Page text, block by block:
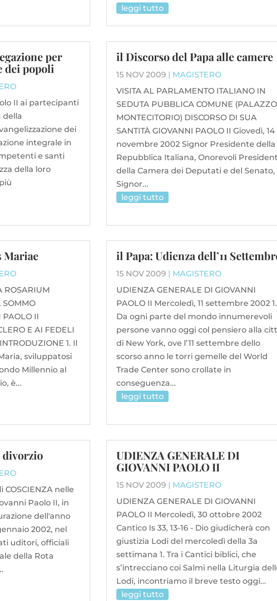
per
dei popoli
II ai partecipanti
della
dei
integrale in
e santi
della loro
Mariae
ROSARIUM
SOMMO
PAOLO II
E AI FEDELI
1. Il
sviluppatosi
Millennio al
è...
divorzio
COSCIENZA nelle
Paolo II, in
dell'anno
2002, nel
uditori, officiali
della Rota
leggi tutto
il Discorso del Papa alle camere
15 NOV 2009 | MAGISTERO
VISITA AL PARLAMENTO ITALIANO IN
SEDUTA PUBBLICA COMUNE (PALAZZO
MONTECITORIO) DISCORSO DI SUA
SANTITÀ GIOVANNI PAOLO II Giovedì, 14
novembre 2002 Signor Presidente della
Repubblica Italiana, Onorevoli
della Camera dei Deputati e del Senato,
Signor...
leggi tutto
il Papa: Udienza dell’11
15 NOV 2009
MAGISTERO
UDIENZA GENERALE DI GIOVANNI
PAOLO II Mercoledì, 11 settembre 2002 1.
Da ogni parte del mondo innumerevoli
persone vanno oggi col pensiero alla
di New York, ove l’11 settembre dello
scorso anno le torri gemelle del World
Trade Center sono crollate in
conseguenza...
leggi tutto
UDIENZA GENERALE DI
GIOVANNI PAOLO II
15 NOV 2009
MAGISTERO
UDIENZA GENERALE DI GIOVANNI
PAOLO II Mercoledì, 30 ottobre 2002
Cantico Is 33, 13-16 - Dio giudicherà con
giustizia Lodi del mercoledì della 3a
settimana 1. Tra i Cantici biblici, che
s’intrecciano coi Salmi nella Liturgia
Lodi, incontriamo il breve testo oggi...
leggi tutto